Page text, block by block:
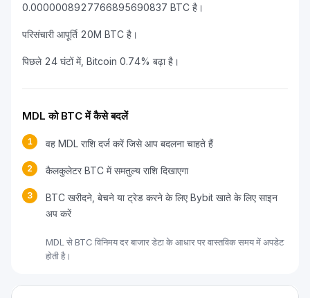
0.0000008927766895690837 BTC है।
परिसंचारी आपूर्ति 20M BTC है।
पिछले 24 घंटों में, Bitcoin 0.74% बढ़ा है।
MDL को BTC में कैसे बदलें
1 वह MDL राशि दर्ज करें जिसे आप बदलना चाहते हैं
2 कैलकुलेटर BTC में समतुल्य राशि दिखाएगा
3
BTC खरीदने, बेचने या ट्रेड करने के लिए Bybit खाते के लिए साइन
अप करें
MDL से BTC विनिमय दर बाजार डेटा के आधार पर वास्तविक समय में अपडेट
होती है।